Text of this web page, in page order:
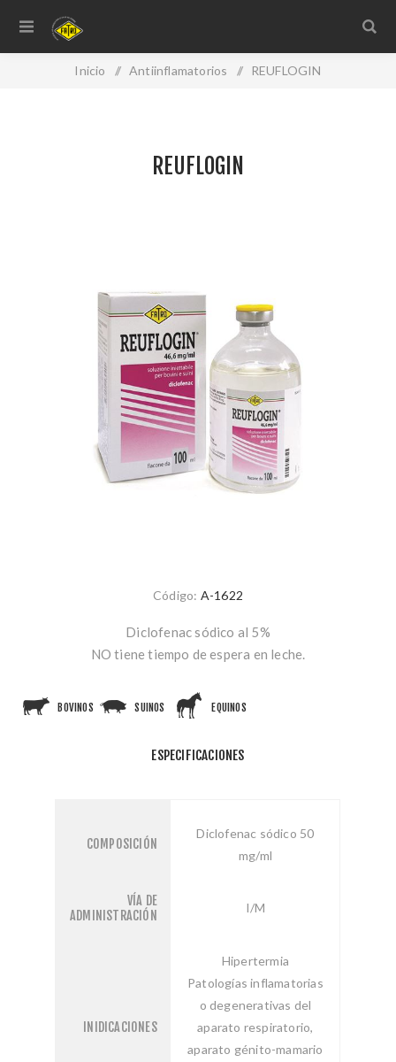
Inicio / Antiinflamatorios / REUFLOGIN
REUFLOGIN
Código: A-1622
Diclofenac sódico al 5%
NO tiene tiempo de espera en leche.
BOVINOS SUINOS EQUINOS
ESPECIFICACIONES
COMPOSICIÓN
Diclofenac sódico 50
mg/ml
VÍA DE
ADMINISTRACIÓN
I/M
INIDICACIONES
Hipertermia
Patologías inflamatorias
o degenerativas del
aparato respiratorio,
aparato génito-mamario